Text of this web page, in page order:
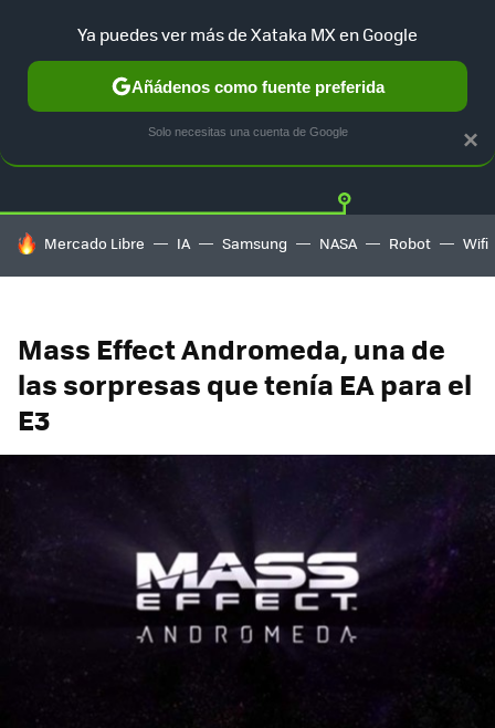
Twitter
HOY SE HABLA DE
Mercado Libre IA Samsung NASA Robot Wifi
Mass Effect Andromeda, una de
las sorpresas que tenía EA para el
E3
×
Ya puedes ver más de Xataka MX en Google
Añádenos como fuente preferida
Solo necesitas una cuenta de Google